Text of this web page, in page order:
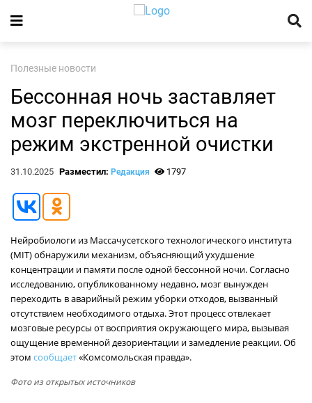
Полезные новости
Бессонная ночь заставляет
мозг переключиться на
режим экстренной очистки
31.10.2025 Разместил: Редакция 1797
Нейробиологи из Массачусетского технологического института
(MIT) обнаружили механизм, объясняющий ухудшение
концентрации и памяти после одной бессонной ночи. Согласно
исследованию, опубликованному недавно, мозг вынужден
переходить в аварийный режим уборки отходов, вызванный
отсутствием необходимого отдыха. Этот процесс отвлекает
мозговые ресурсы от восприятия окружающего мира, вызывая
ощущение временной дезориентации и замедление реакции. Об
этом сообщает«Комсомольская правда».
Фото из открытых источников